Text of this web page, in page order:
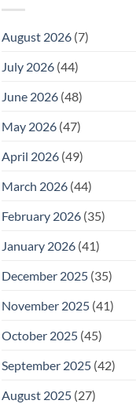
August 2026(7)
July 2026(44)
June 2026(48)
May 2026(47)
April 2026(49)
March 2026(44)
February 2026(35)
January 2026(41)
December 2025(35)
November 2025(41)
October 2025(45)
September 2025(42)
August 2025(27)